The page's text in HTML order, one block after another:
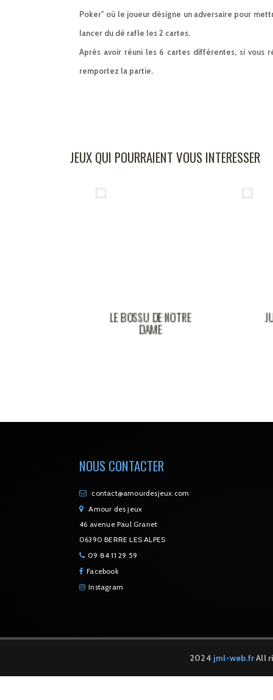
Poker" où le joueur désigne un adversaire pour
lancer du dé rafle les 2 cartes.
Après avoir réuni les 6 cartes différentes, si vous
remportez la partie.
JEUX QUI POURRAIENT VOUS INTERESSER
JURASSIC PARK
NOUS CONTACTER
contact@amourdesjeux.com
Amour des jeux
46 avenue Paul Granet
06390 BERRE LES ALPES
09 84 11 29 59
Facebook
Instagram
2024 jml-web.frAll